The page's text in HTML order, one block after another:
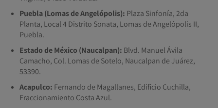
Puebla (Lomas de Angelópolis): Plaza Sinfonía, 2da
Planta, Local 4 Distrito Sonata, Lomas de Angelópolis II,
Puebla.
Estado de México (Naucalpan): Blvd. Manuel Ávila
Camacho, Col. Lomas de Sotelo, Naucalpan de Juárez,
53390.
Acapulco: Fernando de Magallanes, Edificio Cuchilla,
Fraccionamiento Costa Azul.